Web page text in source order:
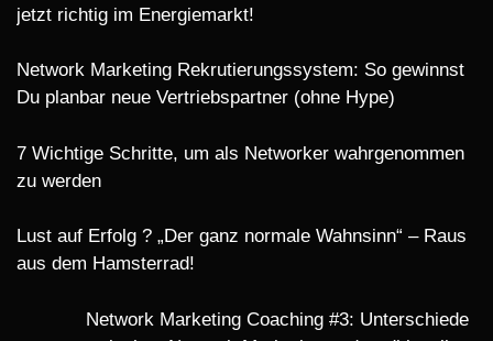
jetzt richtig im Energiemarkt!
Network Marketing Rekrutierungssystem: So gewinnst
Du planbar neue Vertriebspartner (ohne Hype)
7 Wichtige Schritte, um als Networker wahrgenommen
zu werden
Lust auf Erfolg ? „Der ganz normale Wahnsinn“ – Raus
aus dem Hamsterrad!
Network Marketing Coaching #3: Unterschiede